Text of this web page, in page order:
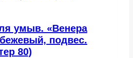
умыв. «Венера
подвес.
80)